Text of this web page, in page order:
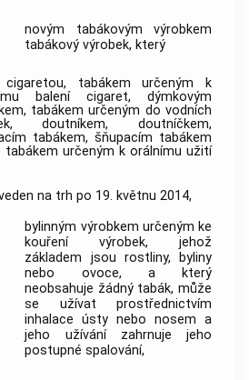
novým tabákovým výrobkem
tabákový výrobek, který
cigaretou, tabákem určeným k
balení cigaret,dýmkovým
, tabákem určeným do vodních
,doutníkem,doutníčkem,
tabákem, šňupacím tabákem
tabákem určeným k orálnímu užití
na trh po 19. květnu 2014,
bylinným výrobkem určeným ke
kouření výrobek, jehož
základem jsou rostliny, byliny
nebo ovoce, a který
neobsahuje žádný tabák, může
se užívat prostřednictvím
inhalace ústy nebo nosem a
jeho užívání zahrnuje jeho
postupné spalování,